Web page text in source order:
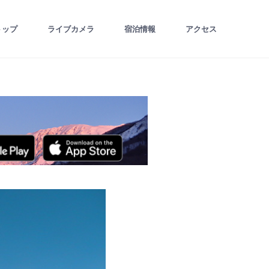
ップ ライブカメラ 宿泊情報 アクセス